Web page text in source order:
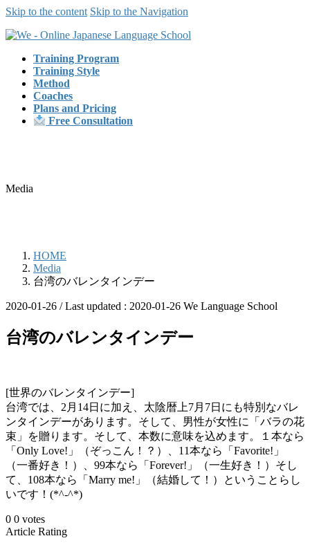
Skip to the content Skip to the Navigation
Training Program
Training Style
Method
Coaches
Plans and Pricing
Free Consultation
Media
HOME
Media
台湾のバレンタインデー
2020-01-26 / Last updated : 2020-01-26 We Language School
台湾のバレンタインデー
[世界のバレンタインデー]
台湾では、2月14日に加え、太陰暦上7月7日にも特別なバレ
ンタインデーがあります。そして、男性が女性に「バラの花
束」を贈ります。そして、本数に意味を込めます。１本なら
「Only Love!」（ぞっこん！？）、11本なら「Favorite!」
（一番好き！）、99本なら「Forever!」（一生好き！）そし
て、108本なら「Marry me!」（結婚して！）ということらし
いです！(*^-^*)
0 0 votes
Article Rating